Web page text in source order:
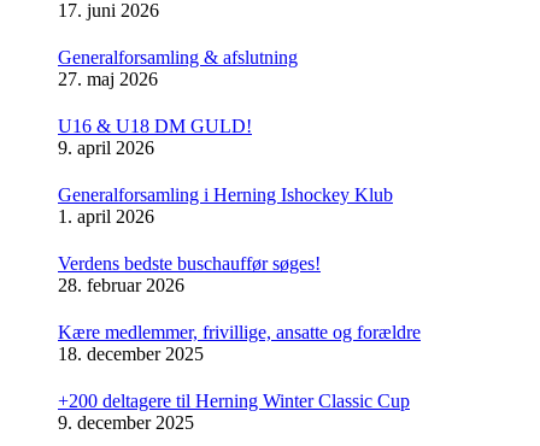
17. juni 2026
Generalforsamling & afslutning
27. maj 2026
U16 & U18 DM GULD!
9. april 2026
Generalforsamling i Herning Ishockey Klub
1. april 2026
Verdens bedste buschauffør søges!
28. februar 2026
Kære medlemmer, frivillige, ansatte og forældre
18. december 2025
+200 deltagere til Herning Winter Classic Cup
9. december 2025